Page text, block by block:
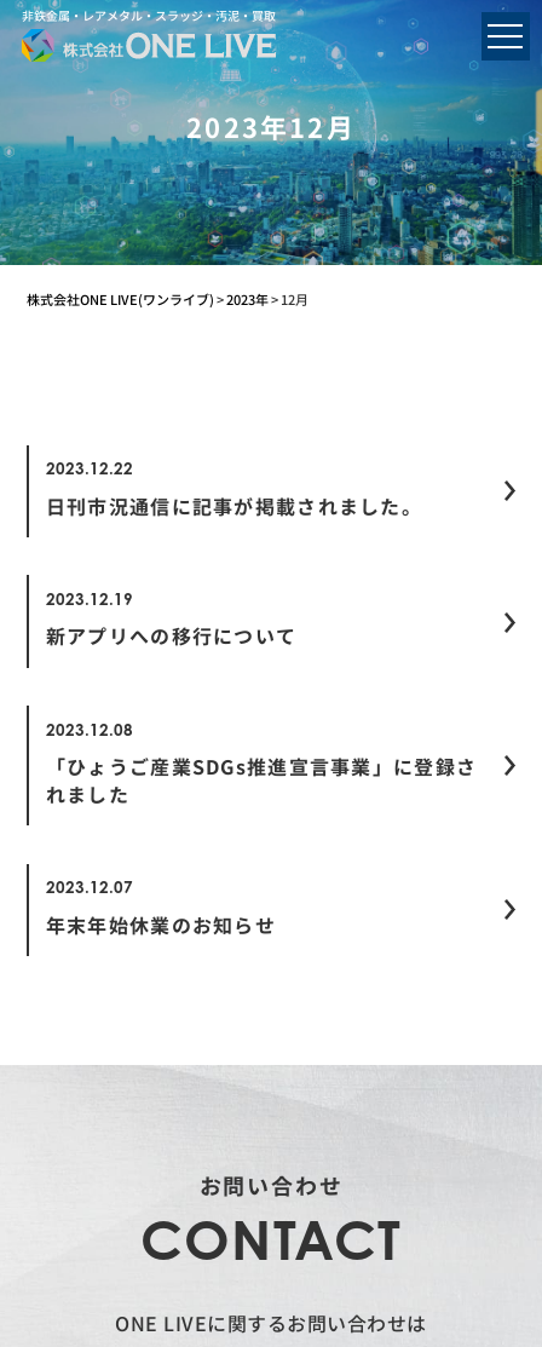
非鉄金属・レアメタル・スラッジ・汚泥・買取
2023年12月
株式会社ONE LIVE(ワンライブ)>2023年>12月
2023.12.22
日刊市況通信に記事が掲載されました。
2023.12.19
新アプリへの移行について
2023.12.08
「ひょうご産業SDGs推進宣言事業」に登録さ
れました
2023.12.07
年末年始休業のお知らせ
お問い合わせ
CONTACT
ONE LIVEに関するお問い合わせは